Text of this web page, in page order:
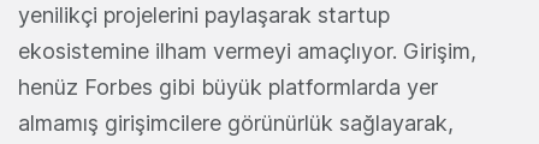
yenilikçi projelerini paylaşarak startup
ekosistemine ilham vermeyi amaçlıyor. Girişim,
henüz Forbes gibi büyük platformlarda yer
almamış girişimcilere görünürlük sağlayarak,